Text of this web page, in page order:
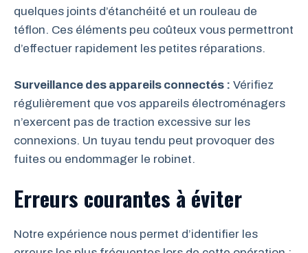
quelques joints d’étanchéité et un rouleau de
téflon. Ces éléments peu coûteux vous permettront
d’effectuer rapidement les petites réparations.
Surveillance des appareils connectés : Vérifiez
régulièrement que vos appareils électroménagers
n’exercent pas de traction excessive sur les
connexions. Un tuyau tendu peut provoquer des
fuites ou endommager le robinet.
Erreurs courantes à éviter
Notre expérience nous permet d’identifier les